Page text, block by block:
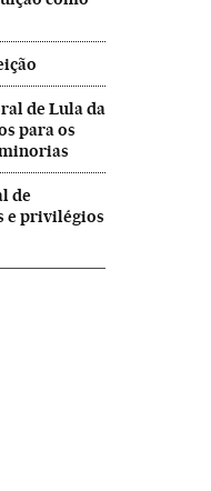
de Lula da
para os
de
e privilégios